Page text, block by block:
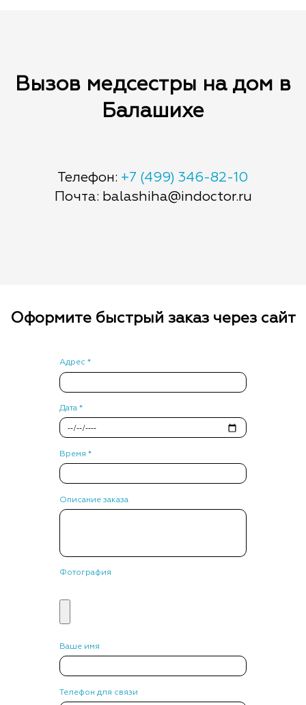
Вызов медсестры на дом в
Балашихе
Телефон: +7 (499) 346-82-10
Почта: balashiha@indoctor.ru
Оформите быстрый заказ через сайт
Адрес *
Дата *
Время *
Описание заказа
Фотография
Ваше имя
Телефон для связи